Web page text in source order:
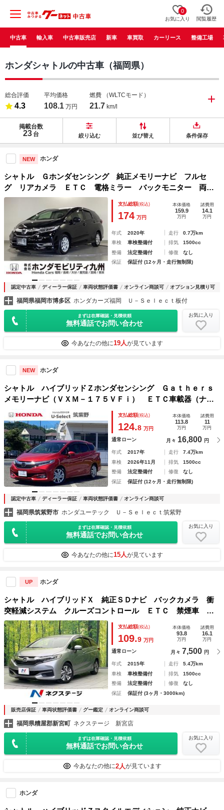
0
お気に入り 閲覧履歴
中古車 輸入車 中古車販売店 新車 車買取 カーリース 整備工場
ホンダシャトルの中古車（福岡県）
総合評価
4.3
平均価格
108.1 万円
燃費 （WLTCモード）
21.7 km/l
掲載台数
23 台 絞り込む 並び替え 条件保存
NEW ホンダ
シャトル Ｇホンダセンシング 純正メモリーナビ フルセ
グ リアカメラ ＥＴＣ 電格ミラー バックモニター 両席
エアバック サイドカーテンエアバック 車線逸脱防止 盗難
警報装置 エアバッグ パワーウィンドウ ナビＴＶ 地デジ
支払総額(税込)
174 万円
本体価格
159.9
万円
諸費用
14.1
万円
年式 2020年 走行
0.7万km
車検
車検整備付 排気
1500cc
整備
法定整備付 修復
なし
保証
保証付 (12ヶ月・走行無制限)
認定中古車 ディーラー保証 車両状態評価書 オンライン商談可 オプション見積り可
福岡県福岡市博多区 ホンダカーズ福岡 Ｕ－Ｓｅｌｅｃｔ板付
まずは在庫確認・見積依頼
無料通話でお問い合わせ
お気に入り
今あなたの他に19人が見ています
NEW ホンダ
シャトル ハイブリッドＺホンダセンシング Ｇａｔｈｅｒｓ
メモリーナビ（ＶＸＭ－１７５ＶＦｉ） ＥＴＣ車載器（ナビ
連動） 運転席／助手席シートヒーター ＩＲカット／スーパ
ーＵＶカットフロントドアガラス・ＵＶカット機能付フロント
ウィンドウガラス
支払総額(税込)
124.8 万円
本体価格
113.8
万円
諸費用
11
万円
通常ローン 月々 16,800 円
年式 2017年 走行
7.4万km
車検
2026年11月 排気
1500cc
整備
法定整備付 修復
なし
保証
保証付 (12ヶ月・走行無制限)
認定中古車 ディーラー保証 車両状態評価書 オンライン商談可
福岡県筑紫野市 ホンダユーテック Ｕ－Ｓｅｌｅｃｔ筑紫野
まずは在庫確認・見積依頼
無料通話でお問い合わせ
お気に入り
今あなたの他に15人が見ています
UP ホンダ
シャトル ハイブリッドＸ 純正ＳＤナビ バックカメラ 衝
突軽減システム クルーズコントロール ＥＴＣ 禁煙車 ハ
ーフレザーシート スマートキー ＬＥＤヘッド オートライ
ト オートエアコン Ｂｌｕｅｔｏｏｔｈ ＣＤ
支払総額(税込)
109.9 万円
本体価格
93.8
万円
諸費用
16.1
万円
通常ローン 月々 7,500 円
年式 2015年 走行
5.4万km
車検
車検整備付 排気
1500cc
整備
法定整備付 修復
なし
保証
保証付 (3ヶ月・3000km)
販売店保証 車両状態評価書 グー鑑定 オンライン商談可
福岡県糟屋郡新宮町 ネクステージ 新宮店
まずは在庫確認・見積依頼
無料通話でお問い合わせ
お気に入り
今あなたの他に2人が見ています
ホンダ